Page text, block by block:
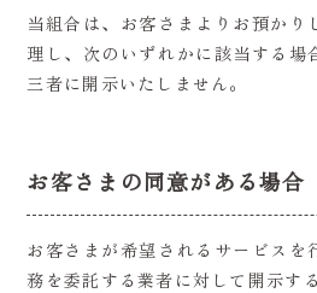
当組合は、お客さまよりお預かり
理し、次のいずれかに該当する場
三者に開示いたしません。
お客さまの同意がある場合
お客さまが希望されるサービスを
務を委託する業者に対して開示す